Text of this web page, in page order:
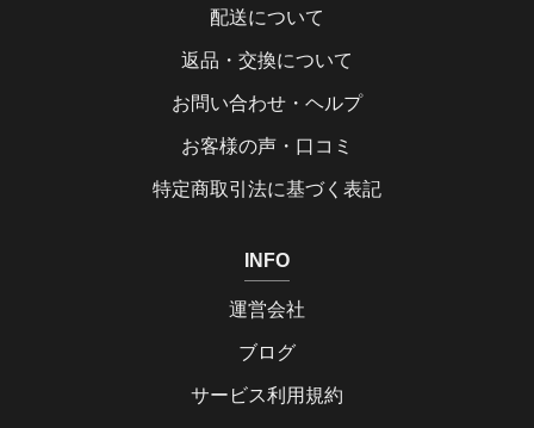
配送について
返品・交換について
お問い合わせ・ヘルプ
お客様の声・口コミ
特定商取引法に基づく表記
INFO
運営会社
ブログ
サービス利用規約